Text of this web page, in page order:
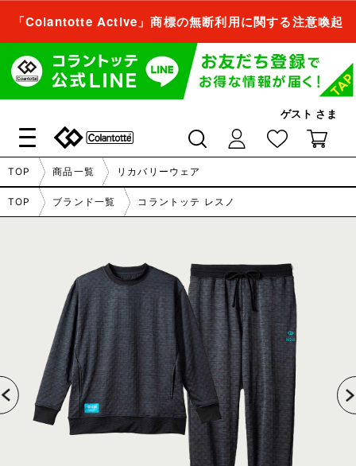
「Colantotte Active」商標の無断利用に関する注意喚起
ゲスト さま
会員登録すれば、
商品をお気に入り登録できるようになります。
会員登録／ログイン
閉じる
会員登録すれば、
商品をお気に入り登録できるようになります。
閉じる
TOP 商品一覧 リカバリーウェア
TOP ブランド一覧 コラントッテ レスノ